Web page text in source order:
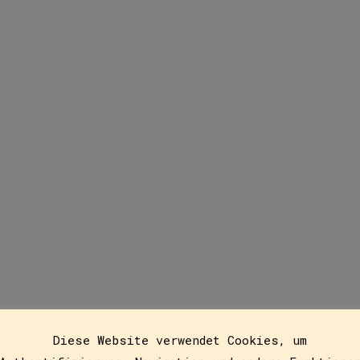
Diese Website verwendet Cookies, um